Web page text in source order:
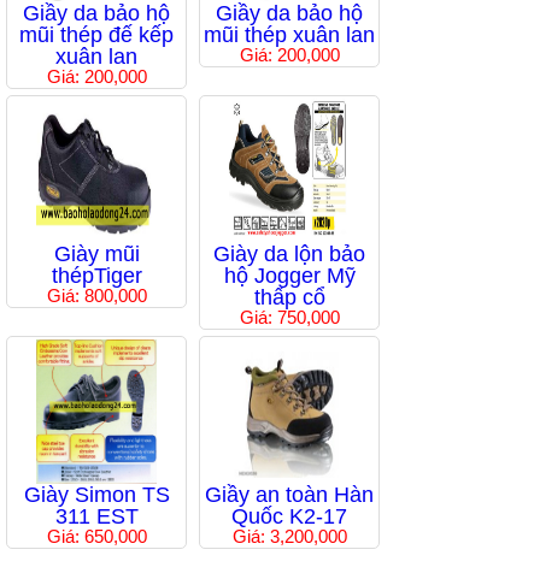
Giầy da bảo hộ
mũi thép đế kếp
xuân lan
Giá: 200,000
Giầy da bảo hộ
mũi thép xuân lan
Giá: 200,000
Giày mũi
thépTiger
Giá: 800,000
Giày da lộn bảo
hộ Jogger Mỹ
thấp cổ
Giá: 750,000
Giày Simon TS
311 EST
Giá: 650,000
Giầy an toàn Hàn
Quốc K2-17
Giá: 3,200,000